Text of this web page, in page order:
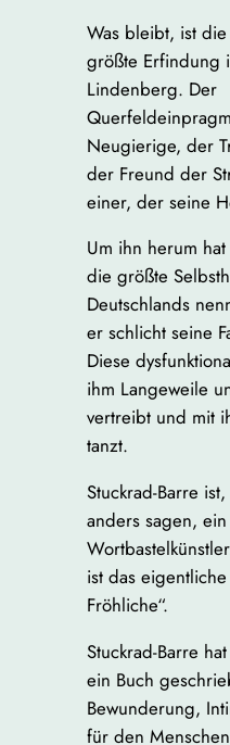
Was bleibt, ist
größte Erfindung
Lindenberg. Der
Neugierige, der
der Freund der
einer, der seine
Um ihn herum
die größte
Deutschlands
er schlicht seine
Diese
ihm Langeweile
vertreibt und mit
tanzt.
Stuckrad-Barre
anders sagen,
ist das
Fröhliche“.
Stuckrad-Barre
ein Buch
Bewunderung,
für den